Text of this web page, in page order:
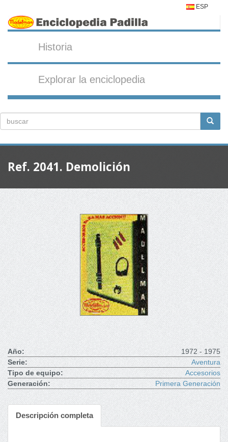
ESP
Historia
Explorar la enciclopedia
Ref. 2041. Demolición
Año:
1972 - 1975
Serie:
Aventura
Tipo de equipo:
Accesorios
Generación:
Primera Generación
Descripción completa